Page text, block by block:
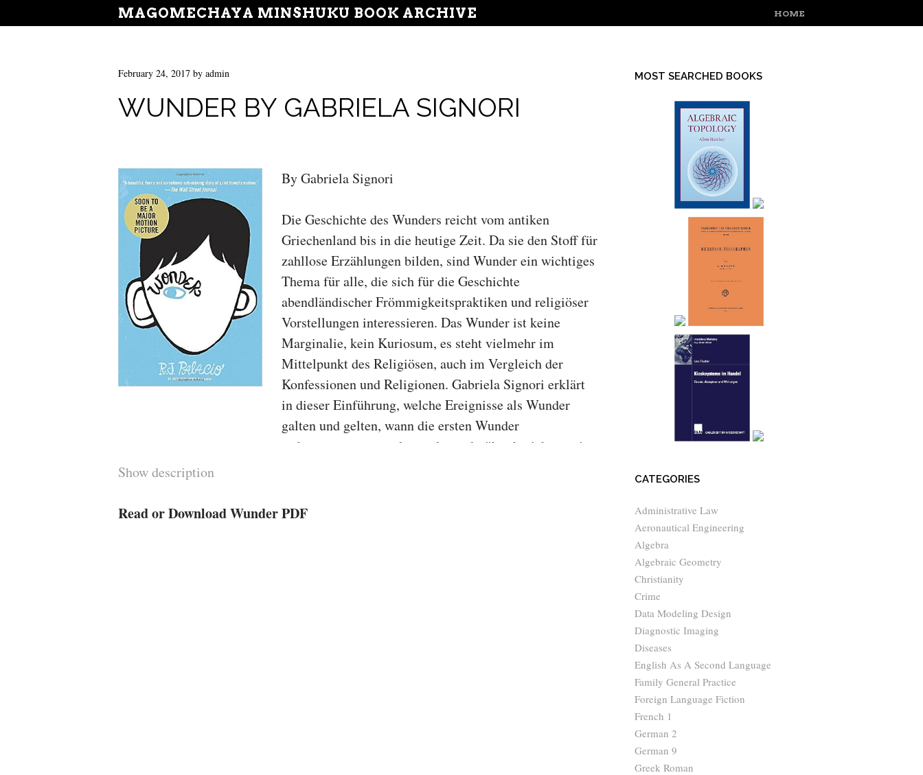
MAGOMECHAYA MINSHUKU BOOK ARCHIVE MENU
SKIP TO CONTENT
HOME
February 24, 2017 by admin
WUNDER BY GABRIELA SIGNORI
By Gabriela Signori
Die Geschichte des Wunders reicht vom antiken
Griechenland bis in die heutige Zeit. Da sie den Stoff für
zahllose Erzählungen bilden, sind Wunder ein wichtiges
Thema für alle, die sich für die Geschichte
abendländischer Frömmigkeitspraktiken und religiöser
Vorstellungen interessieren. Das Wunder ist keine
Marginalie, kein Kuriosum, es steht vielmehr im
Mittelpunkt des Religiösen, auch im Vergleich der
Konfessionen und Religionen. Gabriela Signori erklärt
in dieser Einführung, welche Ereignisse als Wunder
galten und gelten, wann die ersten Wunder
wahrgenommen wurden und guy darüber berichtet, wie
die Wahrnehmung und Darstellung von Wundern
Show description
Read or Download Wunder PDF
MOST SEARCHED BOOKS
CATEGORIES
Administrative Law
Aeronautical Engineering
Algebra
Algebraic Geometry
Christianity
Crime
Data Modeling Design
Diagnostic Imaging
Diseases
English As A Second Language
Family General Practice
Foreign Language Fiction
French 1
German 2
German 9
Greek Roman